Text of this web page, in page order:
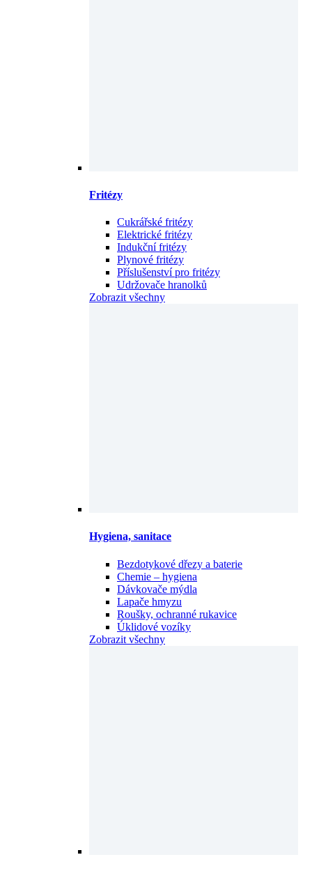
Fritézy
Cukrářské fritézy
Elektrické fritézy
Indukční fritézy
Plynové fritézy
Příslušenství pro fritézy
Udržovače hranolků
Zobrazit všechny
Hygiena, sanitace
Bezdotykové dřezy a baterie
Chemie – hygiena
Dávkovače mýdla
Lapače hmyzu
Roušky, ochranné rukavice
Úklidové vozíky
Zobrazit všechny